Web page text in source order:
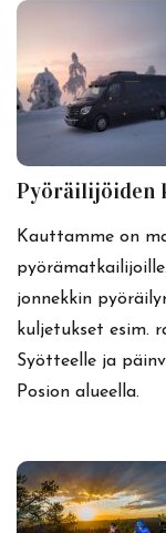
Pyöräilijöiden
Kauttamme on
jonnekkin
kuljetukset esim.
Syötteelle ja
Posion alueella.